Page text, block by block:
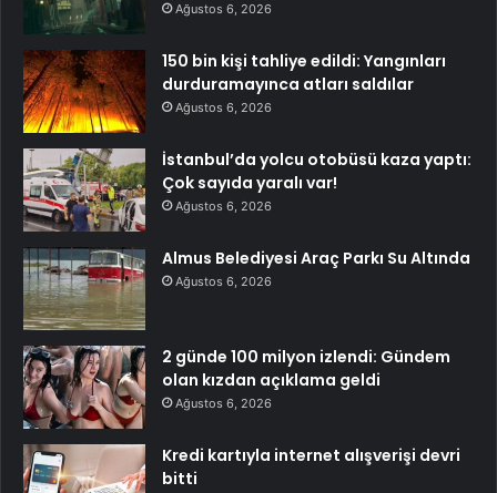
Ağustos 6, 2026
150 bin kişi tahliye edildi: Yangınları
durduramayınca atları saldılar
Ağustos 6, 2026
İstanbul’da yolcu otobüsü kaza yaptı:
Çok sayıda yaralı var!
Ağustos 6, 2026
Almus Belediyesi Araç Parkı Su Altında
Ağustos 6, 2026
2 günde 100 milyon izlendi: Gündem
olan kızdan açıklama geldi
Ağustos 6, 2026
Kredi kartıyla internet alışverişi devri
bitti